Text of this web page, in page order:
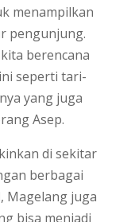
menampilkan
pengunjung.
berencana
seperti tari-
yang juga
Asep.
di sekitar
berbagai
Magelang juga
bisa menjadi